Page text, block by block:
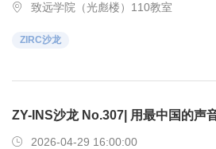
致远学院（光彪楼）110教室
ZIRC沙龙
ZY-INS沙龙 No.307| 用最中国的声
2026-04-29 16:00:00